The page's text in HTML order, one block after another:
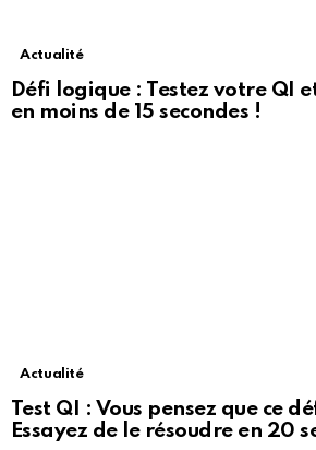
Actualité
Défi logique : Testez votre QI
en moins de 15 secondes !
Actualité
Test QI : Vous pensez que ce
Essayez de le résoudre en 20